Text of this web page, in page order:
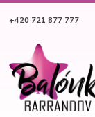
+420 721 877 777